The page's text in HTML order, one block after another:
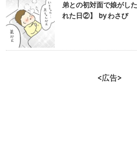
弟との初対面で娘がし
れた日②】 by わさび
<広告>